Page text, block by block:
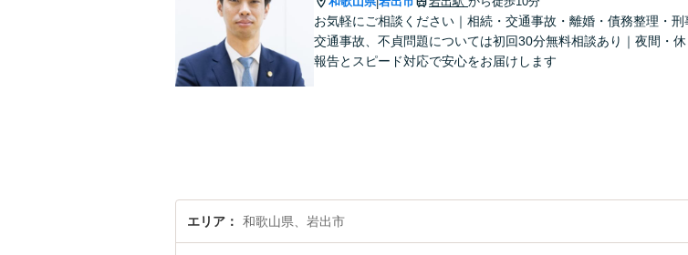
お気軽にご相談ください｜相続・交通事故・離婚・債務整理・
交通事故、不貞問題については初回30分無料相談あり｜夜間・
報告とスピード対応で安心をお届けします
エリア 和歌山県、岩出市